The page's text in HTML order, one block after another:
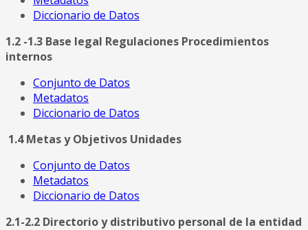
Diccionario de Datos
1.2 -1.3 Base legal Regulaciones Procedimientos
internos
Conjunto de Datos
Metadatos
Diccionario de Datos
1.4 Metas y Objetivos Unidades
Conjunto de Datos
Metadatos
Diccionario de Datos
2.1-2.2 Directorio y distributivo personal de la entidad